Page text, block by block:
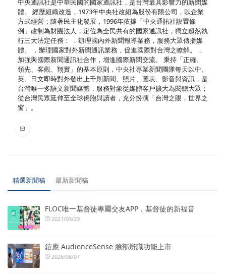
中央通訊社是中華民國的國家通訊社，是台灣最具影響力的新聞媒
體。 經歷組織改造，1973年中央社改組為股份有限公司，以企業
方式經營；隨著民主化發展，1996年依據「中央通訊社設置條
例」改制為財團法人，定位為全民共有的國家通訊社，獨立超然執
行三大法定任務： ．辦理國內外新聞報導業務，服務大眾傳播媒
體。 ．辦理國家對外新聞通訊業務，促進國際對台灣之瞭解。 ．
加強與國際新聞通訊社合作，增進國際新聞交流。 秉持「正確、
領先、客觀、翔實」的基本原則，中央社專業新聞團隊每天以中、
英、日文即時對外發出上千則新聞、照片、圖表、影音與資訊，是
台灣唯一多語文新聞媒體，服務對象從媒體客戶擴大為閱聽大眾；
從台灣民眾延伸至全球僑胞與讀者，充分扮演「台灣之眼，世界之
窗」。
精選新聞稿 最新新聞稿
FLOC唯一基督徒專屬交友APP，基督徒的新福音
2021/03/29
鎧應 AudienceSense 臉部辨識功能上市
2026/08/07